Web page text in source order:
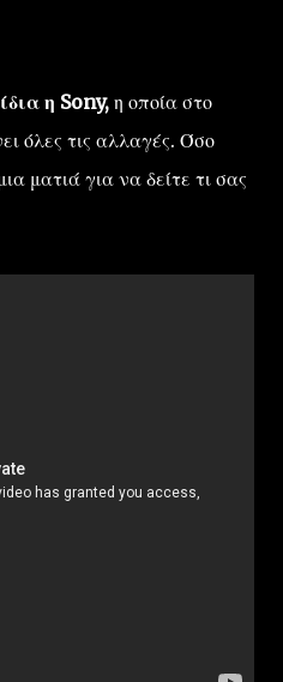
η Sony, η οποία στο
όλες τις αλλαγές. Όσο
ματιά για να δείτε τι σας